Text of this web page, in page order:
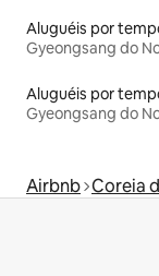
Gyeongsang do
Gyeongsang do
Airbnb Coreia